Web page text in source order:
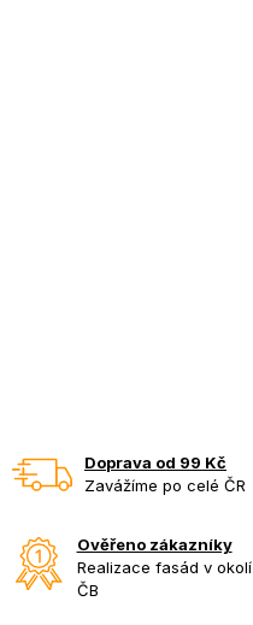
Doprava od 99 Kč
Zavážíme po celé ČR
Ověřeno zákazníky
Realizace fasád v okolí
ČB